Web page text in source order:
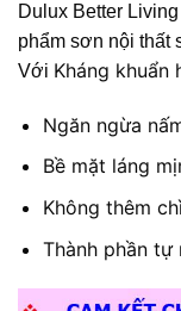
Dulux Better
phẩm sơn nội thất
Với Kháng khuẩn
Ngăn ngừa
Bề mặt láng
Không thêm
Thành phần tự